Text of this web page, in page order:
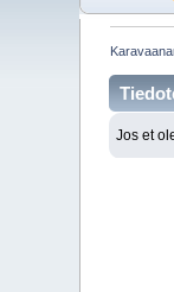
Jos et